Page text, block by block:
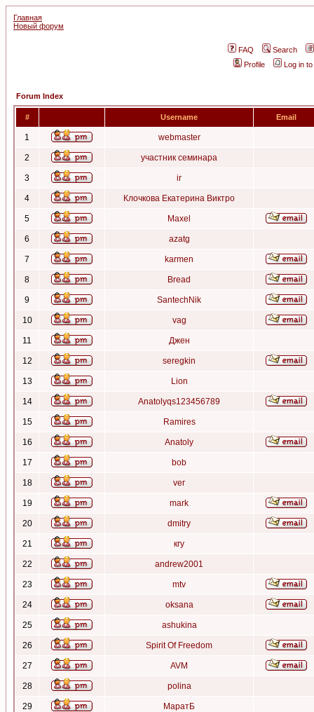
Главная
Новый форум
FAQ
Search
Profile
Log in
Forum Index
# Username Email
1 webmaster
2 участник семинара
3 ir
4 Клочкова Екатерина Виктро
5 Maxel
6 azatg
7 karmen
8 Bread
9 SantechNik
10 vag
11 Джен
12 seregkin
13 Lion
14 Anatolyqs123456789
15 Ramires
16 Anatoly
17 bob
18 ver
19 mark
20 dmitry
21 кгу
22 andrew2001
23 mtv
24 oksana
25 ashukina
26 Spirit Of Freedom
27 AVM
28 polina
29 МаратБ